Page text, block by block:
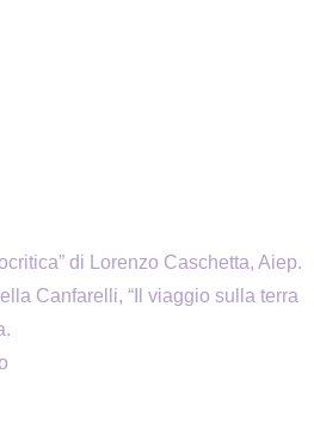
di Lorenzo Caschetta, Aiep.
Canfarelli, “Il viaggio sulla terra